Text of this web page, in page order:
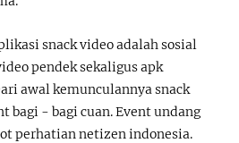
snack video adalah sosial
pendek sekaligus apk
awal kemunculannya snack
bagi - bagi cuan. Event undang
perhatian netizen indonesia.